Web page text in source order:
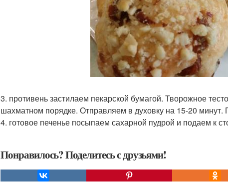
3. противень застилаем пекарской бумагой. Творожное
шахматном порядке. Отправляем в духовку на 15-20 минут.
4. готовое печенье посыпаем сахарной пудрой и подаем к
Понравилось? Поделитесь с друзьями!